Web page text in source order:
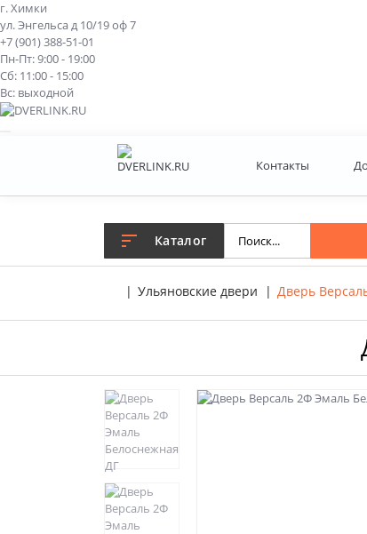
г. Химки
ул. Энгельса д 10/19 оф 7
+7 (901) 388-51-01
Пн-Пт: 9:00 - 19:00
Сб: 11:00 - 15:00
Вс: выходной
Контакты
Каталог
Ульяновские двери Дверь